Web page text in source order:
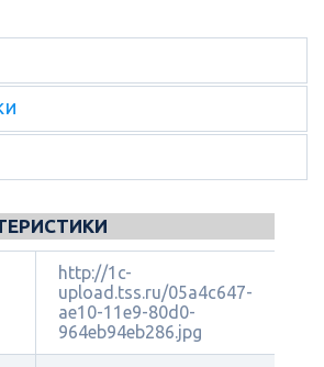
http://1c-
upload.tss.ru/05a4c647-
ae10-11e9-80d0-
964eb94eb286.jpg